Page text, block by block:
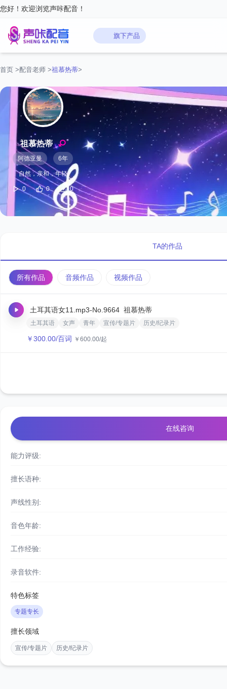
您好！欢迎浏览声咔配音！
旗下产品
首页 >配音老师 >祖慕热蒂>
祖慕热蒂
阿德亚曼 6年
自然，亲和，年轻
0 0 0
TA的作品
所有作品 音频作品 视频作品
土耳其语女11.mp3-No.9664 祖慕热蒂
土耳其语 女声 青年 宣传/专题片 历史/纪录片
￥300.00/百词 ￥ 600.00/起
在线咨询
能力评级:
擅长语种:
声线性别:
音色年龄:
工作经验:
录音软件:
特色标签
专题专长
擅长领域
宣传/专题片 历史/纪录片